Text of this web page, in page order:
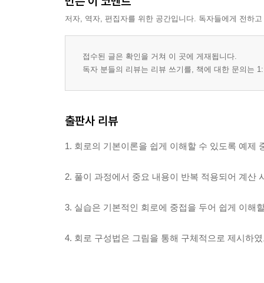
01 직렬 회로
04 직렬 회로에서의 전력
01 병렬 회로
저자, 역자, 편집자를 위한 공간입니다. 독자들에게 전하
접수된 글은 확인을 거쳐 이 곳에 게재됩니다.
독자 분들의 리뷰는 리뷰 쓰기를, 책에 대한 문의는
출판사 리뷰
1. 회로의 기본이론을 쉽게 이해할 수 있도록 예제
2. 풀이 과정에서 중요 내용이 반복 적용되어 계산
3. 실습은 기본적인 회로에 중접을 두어 쉽게 이해
4. 회로 구성법은 그림을 통해 구체적으로 제시하